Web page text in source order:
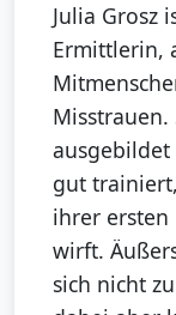
Julia Grosz
Ermittlerin,
gut
ihrer ersten
wirft.
sich nicht